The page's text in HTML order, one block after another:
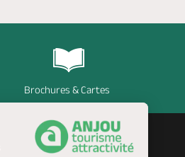
Brochures & Cartes